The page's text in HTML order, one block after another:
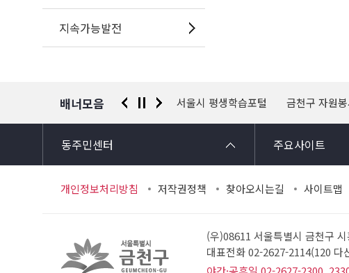
지속가능발전
배너모음
경찰청 유실물 통합포털 서울시 평생학습포털 금천구 자원
동주민센터 주요사이트
개인정보처리방침 저작권정책 찾아오시는길 사이트맵
(우)08611 서울특별시 금천구
대표전화 02-2627-2114(120 다